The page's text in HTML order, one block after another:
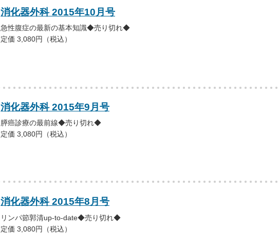
消化器外科 2015年10月号
急性腹症の最新の基本知識◆売り切れ◆
定価 3,080円（税込）
消化器外科 2015年9月号
膵癌診療の最前線◆売り切れ◆
定価 3,080円（税込）
消化器外科 2015年8月号
リンパ節郭清up-to-date◆売り切れ◆
定価 3,080円（税込）